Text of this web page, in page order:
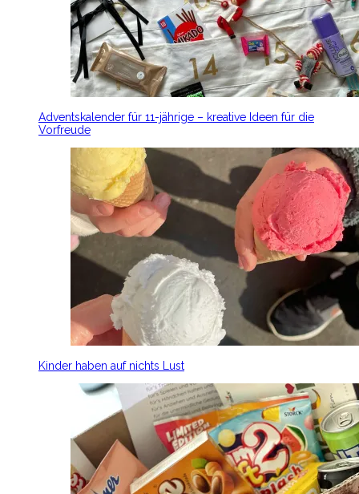
Adventskalender für 11-jährige – kreative Ideen für die
Vorfreude
Kinder haben auf nichts Lust